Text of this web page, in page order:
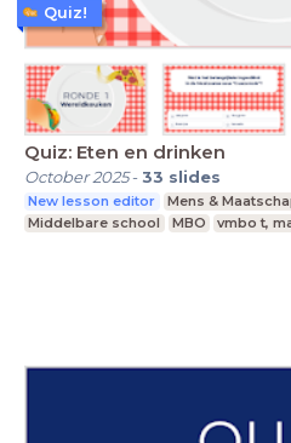
Quiz: Eten en drinken
October 2025-33 slides
New lesson editor Mens &
Middelbare school
MBO vmbo t,
Quiz!